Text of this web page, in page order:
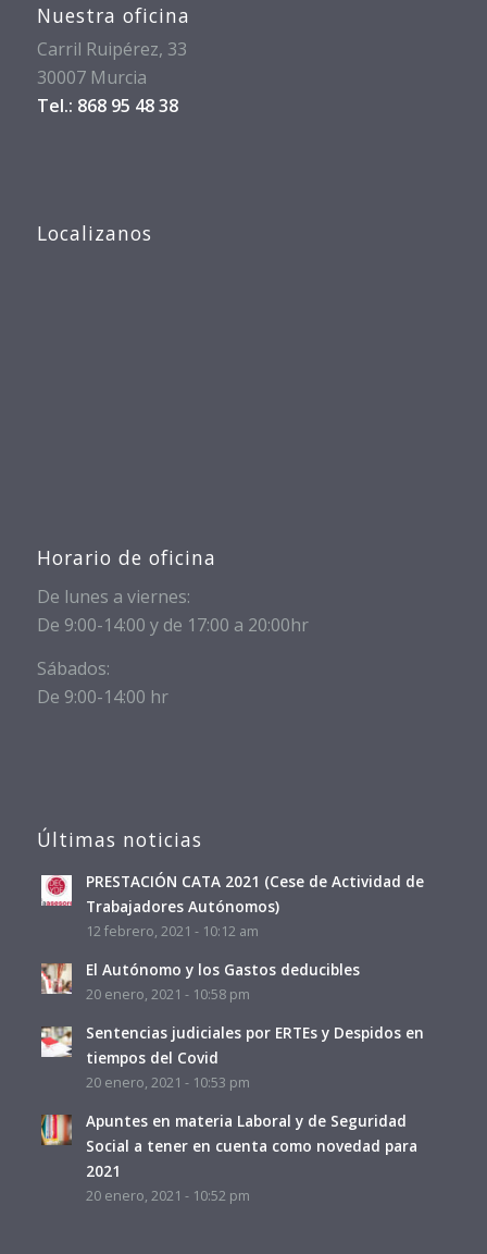
Nuestra oficina
Carril Ruipérez, 33
30007 Murcia
Tel.: 868 95 48 38
Localizanos
Horario de oficina
De lunes a viernes:
De 9:00-14:00 y de 17:00 a 20:00hr
Sábados:
De 9:00-14:00 hr
Últimas noticias
PRESTACIÓN CATA 2021 (Cese de Actividad de
Trabajadores Autónomos)
12 febrero, 2021 - 10:12 am
El Autónomo y los Gastos deducibles
20 enero, 2021 - 10:58 pm
Sentencias judiciales por ERTEs y Despidos en
tiempos del Covid
20 enero, 2021 - 10:53 pm
Apuntes en materia Laboral y de Seguridad
Social a tener en cuenta como novedad para
2021
20 enero, 2021 - 10:52 pm